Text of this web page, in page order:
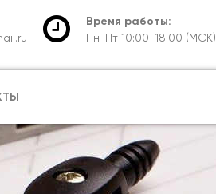
Время работы:
Пн-Пт 10:00-18:00 (МСК)